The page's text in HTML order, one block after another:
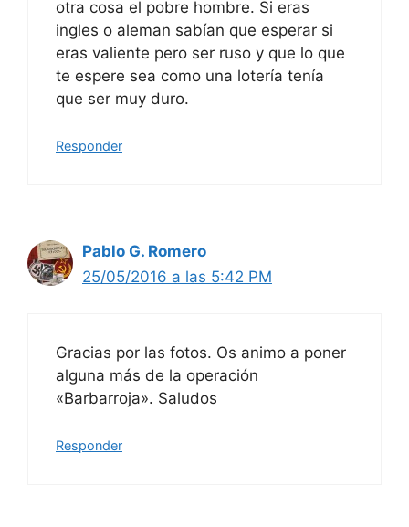
otra cosa el pobre hombre. Si eras
ingles o aleman sabían que esperar si
eras valiente pero ser ruso y que lo que
te espere sea como una lotería tenía
que ser muy duro.
Responder
Pablo G. Romero
25/05/2016 a las 5:42 PM
Gracias por las fotos. Os animo a poner
alguna más de la operación
«Barbarroja». Saludos
Responder